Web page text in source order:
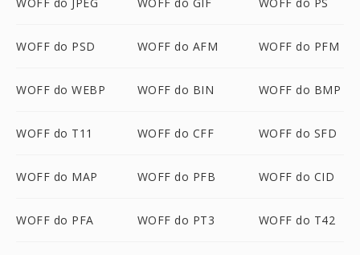
WOFF do PSD WOFF do AFM WOFF do PFM
WOFF do WEBP WOFF do BIN WOFF do BMP
WOFF do T11 WOFF do CFF WOFF do SFD
WOFF do MAP WOFF do PFB WOFF do CID
WOFF do PFA WOFF do PT3 WOFF do T42